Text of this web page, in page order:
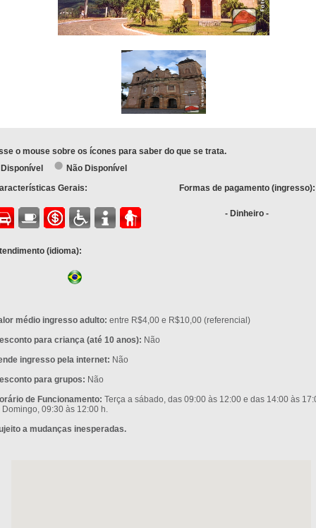
o mouse sobre os ícones para saber do que se trata.
Disponível
Não Disponível
Gerais:
(idioma):
Formas de pagamento (ingresso):
- Dinheiro -
médio ingresso adulto: entre R$4,00 e R$10,00 (referencial)
para criança (até 10 anos): Não
ingresso pela internet: Não
para grupos: Não
de Funcionamento: Terça a sábado, das 09:00 às 12:00 e das 14:00 às
Domingo, 09:30 às 12:00 h.
a mudanças inesperadas.